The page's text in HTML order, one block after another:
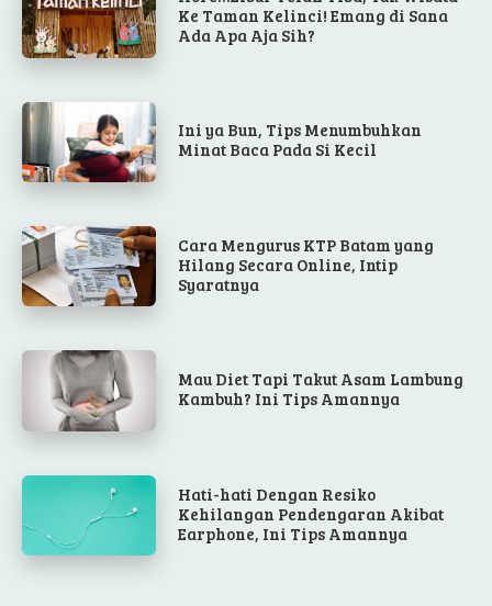
Ke Taman Kelinci! Emang di Sana
Ada Apa Aja Sih?
Ini ya Bun, Tips Menumbuhkan
Minat Baca Pada Si Kecil
Cara Mengurus KTP Batam yang
Hilang Secara Online, Intip
Syaratnya
Mau Diet Tapi Takut Asam Lambung
Kambuh? Ini Tips Amannya
Hati-hati Dengan Resiko
Kehilangan Pendengaran Akibat
Earphone, Ini Tips Amannya